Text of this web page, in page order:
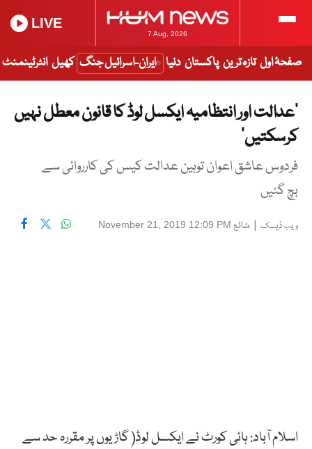
7 Aug, 2026
LIVE
صفحۂ اول تازہ ترین پاکستان دنیا ایران-اسرائیل جنگ کھیل انٹرٹینمنٹ
’عدالت اور انتظامیہ ایکسل لوڈ کا قانون معطل نہیں
کرسکتیں‘
فردوس عاشق اعوان توہین عدالت کیس کی کارروائی سے
بچ گئیں
ویب ڈیسک | شائع November 21, 2019 12:09 PM
اسلام آباد: ہائی کورٹ نے ایکسل لوڈ( گاڑیوں پر مقررہ حد سے